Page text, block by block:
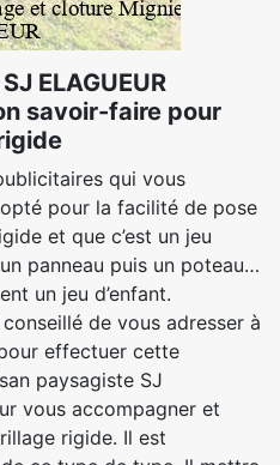
ELAGUEUR
savoir-faire pour
qui vous
pour la facilité de pose
et que c’est un jeu
panneau puis un poteau…
un jeu d’enfant.
de vous adresser à
effectuer cette
paysagiste SJ
vous accompagner et
rigide. Il est